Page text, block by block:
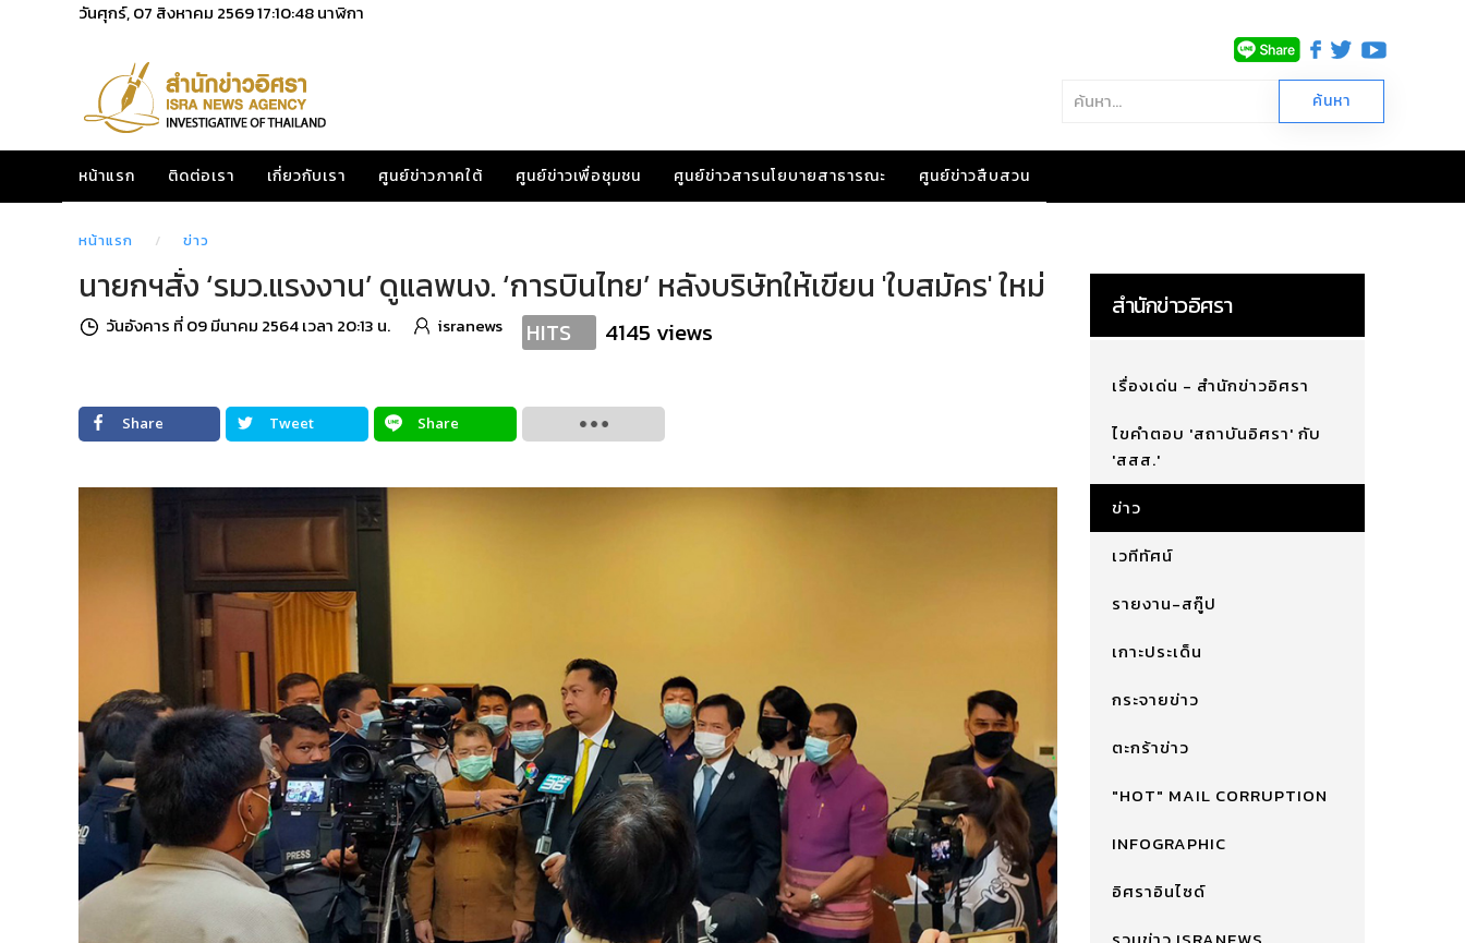
วันศุกร์, 07 สิงหาคม 256917:10:49นาฬิกา
หน้าแรก ติดต่อเรา เกี่ยวกับเรา ศูนย์ข่าวภาคใต้ ศูนย์ข่าวเพื่อชุมชน ศูนย์ข่าวสารนโยบายสาธารณะ ศูนย์ข่าวสืบสวน
หน้าแรก ข่าว
นายกฯสั่ง ‘รมว.แรงงาน’ ดูแลพนง. ‘การบินไทย’ หลังบริษัทให้เขียน 'ใบสมัคร' ใหม่
วันอังคาร ที่ 09 มีนาคม 2564 เวลา 20:13 น. isranews HITS 4145 views
Share Tweet Share
สำนักข่าวอิศรา
เรื่องเด่น - สำนักข่าวอิศรา
ไขคำตอบ 'สถาบันอิศรา' กับ
'สสส.'
ข่าว
เวทีทัศน์
รายงาน-สกู๊ป
เกาะประเด็น
กระจายข่าว
ตะกร้าข่าว
"HOT" MAIL CORRUPTION
INFOGRAPHIC
อิศราอินไซด์